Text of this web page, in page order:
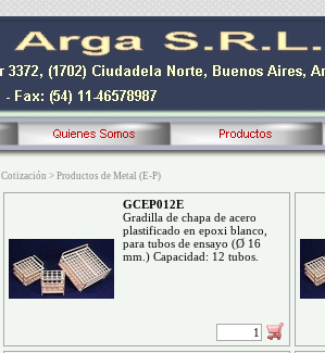
Cotización > Productos de Metal (E-P)
GCEP012E
Gradilla de chapa de acero
plastificado en epoxi blanco,
para tubos de ensayo (Ø 16
mm.) Capacidad: 12 tubos.